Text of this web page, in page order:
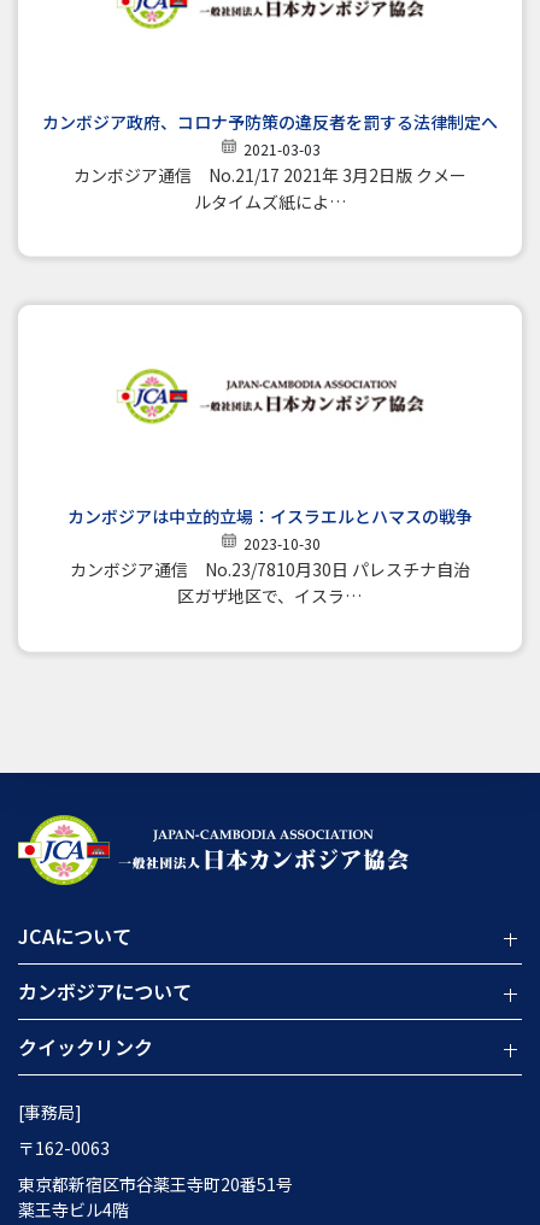
カンボジア政府、コロナ予防策の違反者を罰する法律制定へ
2021-03-03
カンボジア通信 No.21/17 2021年 3月2日版 クメー
ルタイムズ紙によ…
カンボジアは中立的立場：イスラエルとハマスの戦争
2023-10-30
カンボジア通信 No.23/7810月30日 パレスチナ自治
区ガザ地区で、イスラ…
JCAについて
カンボジアについて
クイックリンク
[事務局]
〒162-0063
東京都新宿区市谷薬王寺町20番51号
薬王寺ビル4階